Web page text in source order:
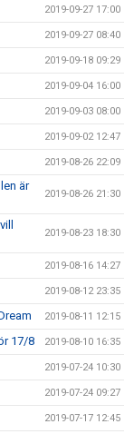
2019-09-27 17:00
2019-09-27 08:40
2019-09-18 09:29
2019-09-04 16:00
2019-09-03 08:00
2019-09-02 12:47
2019-08-26 22:09
är
2019-08-26 21:30
2019-08-23 18:30
2019-08-16 14:27
2019-08-12 23:35
2019-08-11 12:15
17/8 2019-08-10 16:35
2019-07-24 10:30
2019-07-24 09:27
2019-07-17 12:45